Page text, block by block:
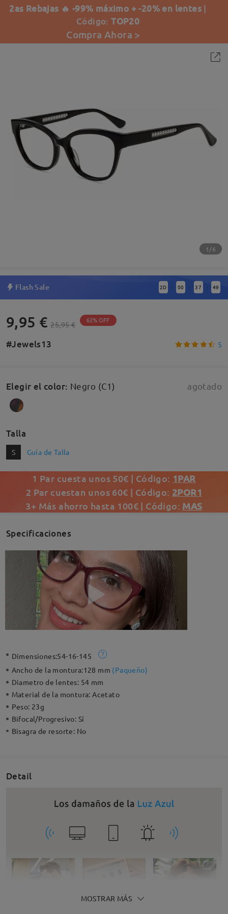
2as Rebajas 🔥 -99% máximo + -20% en lentes |
Código:TOP20
Compra Ahora >
1/6
Flash Sale 2D : 00 : 37 : 49
9,95 € 25,95 € 62% OFF
#Jewels13 5
Elegir el color: Negro (C1) agotado
Talla
S Guía de Talla
1 Par cuesta unos 50€ | Código: 1PAR
2 Par cuestan unos 60€ | Código: 2POR1
3+ Más ahorro hasta 100€ | Código: MAS
Specificaciones
Dimensiones:54-16-145
Ancho de la montura:128 mm (Paqueño)
Diametro de lentes: 54 mm
Material de la montura:Acetato
Peso: 23g
Bifocal/Progresivo: Sí
Bisagra de resorte: No
Detail
MOSTRAR MÁS